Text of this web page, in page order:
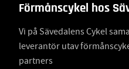
Förmånscykel hos
Vi på Sävedalens Cykel
leverantör utav
partners